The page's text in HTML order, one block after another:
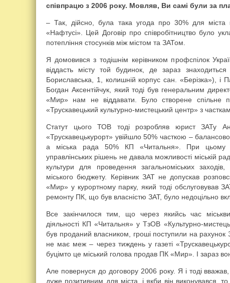
співпрацю з 2006 року. Мовляв, Ви самі були за
– Так, дійсно, була така угода про 30% для міста
«Нафтусі». Цей Договір про співробітництво було
потепління стосунків між містом та ЗАТом.
Я домовився з тодішнім керівником профспілок
віддасть місту той будинок, де зараз
Бориславська, 1, колишній корпус сан. «Берізка»), і
Богдан Аксентійчук, який тоді був генеральним
«Мир» нам не віддавати. Було створене спільне
«Трускавецький культурно-мистецький центр» з
Статут цього ТОВ тоді розробляв юрист ЗАТу
«Трускавецькурорт» увійшло 50% часткою –
а міська рада 50% КП «Читальня». При цьому
управлінських рішень не давала можливості міській
культури для проведення загальноміських
міського бюджету. Керівник ЗАТ не допускав
«Мир» у курортному парку, який тоді обслуговував
ремонту ПК, що був власністю ЗАТ, було недоцільно
Все закінчилося тим, що через якийсь час
діяльності КП «Читальня» у ТзОВ «Культурно-
був проданий власником, гроші поступили на рахунок
не має меж – через тиждень у газеті
буцімто це міський голова продав ПК «Мир». І зараз
Але повернуся до договору 2006 року. Я і тоді
дуже позитивним для міста, і якби він виконувався,